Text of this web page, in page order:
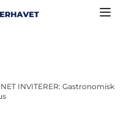
INVITERER: Gastronomisk